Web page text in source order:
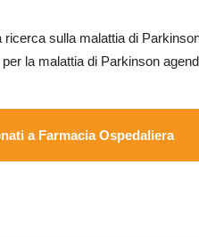
sulla malattia di
la malattia di Parkinson
a Farmacia Ospedaliera